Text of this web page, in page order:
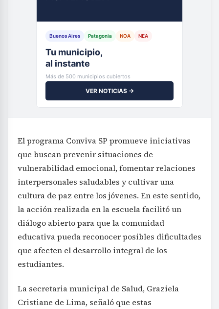
Buenos Aires Patagonia NOA NEA
Tu municipio,
al instante
Más de 500 municipios cubiertos
VER NOTICIAS →
El programa Conviva SP promueve iniciativas
que buscan prevenir situaciones de
vulnerabilidad emocional, fomentar relaciones
interpersonales saludables y cultivar una
cultura de paz entre los jóvenes. En este sentido,
la acción realizada en la escuela facilitó un
diálogo abierto para que la comunidad
educativa pueda reconocer posibles dificultades
que afecten el desarrollo integral de los
estudiantes.
La secretaria municipal de Salud, Graziela
Cristiane de Lima, señaló que estas